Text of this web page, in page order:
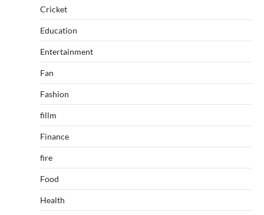
Cricket
Education
Entertainment
Fan
Fashion
fillm
Finance
fire
Food
Health